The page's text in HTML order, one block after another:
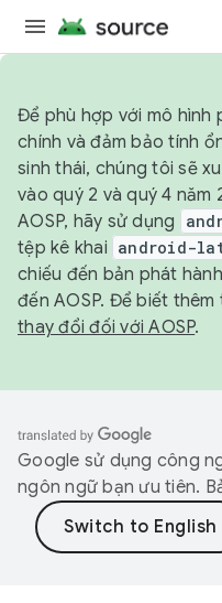
Để phù hợp với mô hình
chính và đảm bảo tính
sinh thái, chúng tôi sẽ
vào quý 2 và quý 4
AOSP, hãy sử dụng
tệp kê khai android-
chiếu đến bản phát
đến AOSP. Để biết
thay đổi đối với AOSP.
Google sử dụng công
ngôn ngữ bạn ưu tiên.